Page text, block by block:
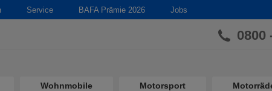
Service BAFA Prämie 2026 Jobs
0800
Wohnmobile Motorsport